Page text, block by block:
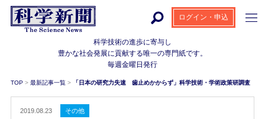
科学技術の進歩に寄与し
豊かな社会発展に貢献する唯一の専門紙です。
毎週金曜日発行
ログイン・申込
TOP > 最新記事一覧 > 「日本の研究力失速 歯止めかからず」科学技術・学術政策研調査
2019.08.23 その他